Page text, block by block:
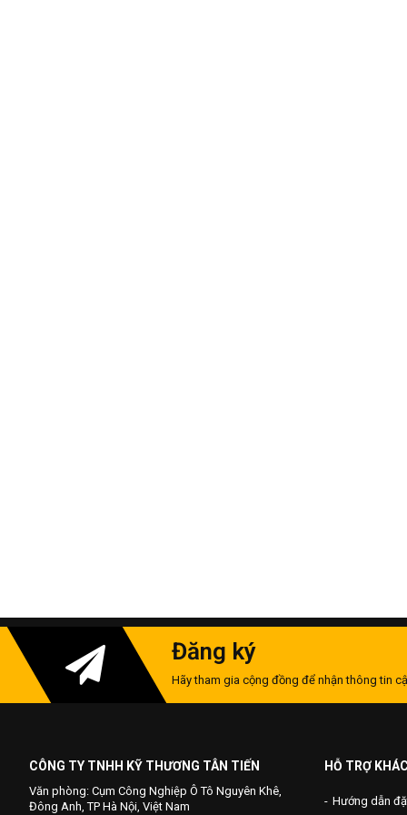
Đăng ký
Hãy tham gia cộng đồng để nhận thông tin
CÔNG TY TNHH KỸ THƯƠNG TÂN TIẾN
Văn phòng: Cụm Công Nghiệp Ô Tô Nguyên Khê,
Đông Anh, TP Hà Nội, Việt Nam
HỖ TRỢ
Hướng dẫn